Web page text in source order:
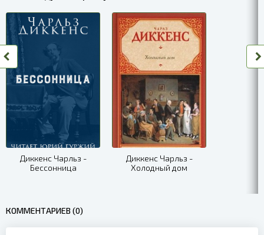
Диккенс Чарльз -
Бессонница
Диккенс Чарльз -
Холодный дом
КОММЕНТАРИЕВ (0)